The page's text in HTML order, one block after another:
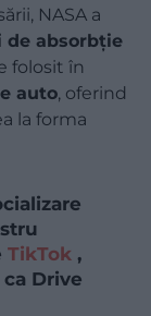
NASA a
absorbție
folosit în
auto, oferind
la forma
TikTok ,
ca Drive